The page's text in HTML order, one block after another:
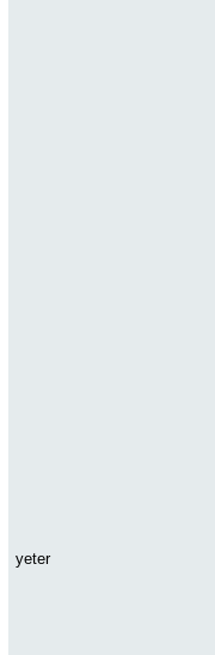
yeter